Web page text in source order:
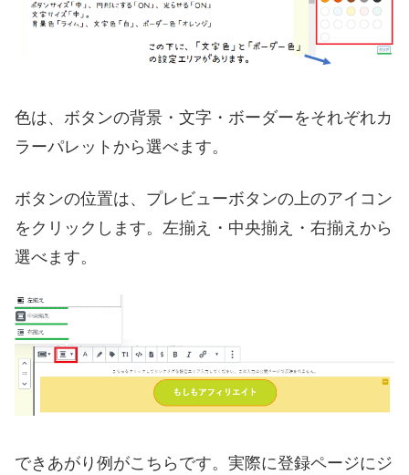
色は、ボタンの背景・文字・ボーダーをそれぞれカ
ラーパレットから選べます。
ボタンの位置は、プレビューボタンの上のアイコン
をクリックします。左揃え・中央揃え・右揃えから
選べます。
できあがり例がこちらです。実際に登録ページにジ